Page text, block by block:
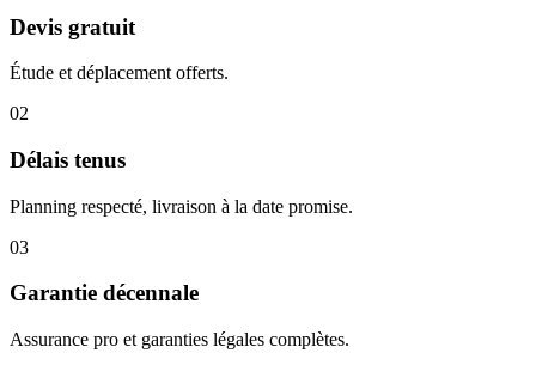
Devis gratuit
Étude et déplacement offerts.
02
Délais tenus
Planning respecté, livraison à la date promise.
03
Garantie décennale
Assurance pro et garanties légales complètes.